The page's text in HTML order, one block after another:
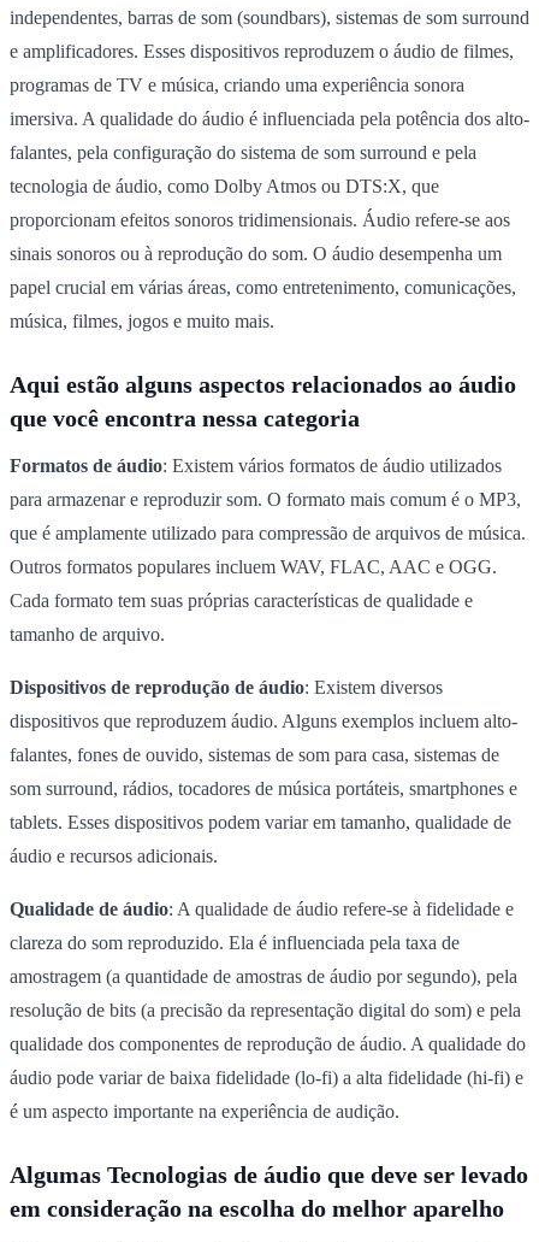
independentes, barras de som (soundbars), sistemas de som surround
e amplificadores. Esses dispositivos reproduzem o áudio de filmes,
programas de TV e música, criando uma experiência sonora
imersiva. A qualidade do áudio é influenciada pela potência dos alto-
falantes, pela configuração do sistema de som surround e pela
tecnologia de áudio, como Dolby Atmos ou DTS:X, que
proporcionam efeitos sonoros tridimensionais. Áudio refere-se aos
sinais sonoros ou à reprodução do som. O áudio desempenha um
papel crucial em várias áreas, como entretenimento, comunicações,
música, filmes, jogos e muito mais.
Aqui estão alguns aspectos relacionados ao áudio
que você encontra nessa categoria
Formatos de áudio: Existem vários formatos de áudio utilizados
para armazenar e reproduzir som. O formato mais comum é o MP3,
que é amplamente utilizado para compressão de arquivos de música.
Outros formatos populares incluem WAV, FLAC, AAC e OGG.
Cada formato tem suas próprias características de qualidade e
tamanho de arquivo.
Dispositivos de reprodução de áudio: Existem diversos
dispositivos que reproduzem áudio. Alguns exemplos incluem alto-
falantes, fones de ouvido, sistemas de som para casa, sistemas de
som surround, rádios, tocadores de música portáteis, smartphones e
tablets. Esses dispositivos podem variar em tamanho, qualidade de
áudio e recursos adicionais.
Qualidade de áudio: A qualidade de áudio refere-se à fidelidade e
clareza do som reproduzido. Ela é influenciada pela taxa de
amostragem (a quantidade de amostras de áudio por segundo), pela
resolução de bits (a precisão da representação digital do som) e pela
qualidade dos componentes de reprodução de áudio. A qualidade do
áudio pode variar de baixa fidelidade (lo-fi) a alta fidelidade (hi-fi) e
é um aspecto importante na experiência de audição.
Algumas Tecnologias de áudio que deve ser levado
em consideração na escolha do melhor aparelho